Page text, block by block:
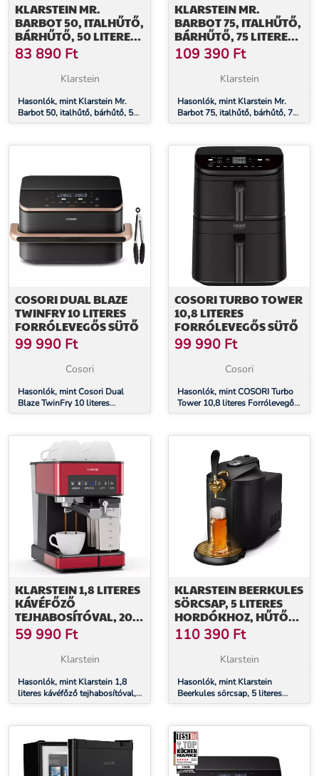
KLARSTEIN MR.
BARBOT 50, ITALHŰTŐ,
BÁRHŰTŐ, 50 LITERES,
0-16 °C, MOBIL
83 890 Ft
Klarstein
Hasonlók, mint Klarstein Mr.
Barbot 50, italhűtő, bárhűtő, 50
literes, 0-16 °C, mobil
KLARSTEIN MR.
BARBOT 75, ITALHŰTŐ,
BÁRHŰTŐ, 75 LITERES,
0-16 °C, MOBIL
109 390 Ft
Klarstein
Hasonlók, mint Klarstein Mr.
Barbot 75, italhűtő, bárhűtő, 75
literes, 0-16 °C, mobil
COSORI DUAL BLAZE
TWINFRY 10 LITERES
FORRÓLEVEGŐS SÜTŐ
99 990 Ft
Cosori
Hasonlók, mint Cosori Dual
Blaze TwinFry 10 literes
Forrólevegős Sütő
COSORI TURBO TOWER
10,8 LITERES
FORRÓLEVEGŐS SÜTŐ
99 990 Ft
Cosori
Hasonlók, mint COSORI Turbo
Tower 10,8 literes Forrólevegős
Sütő
KLARSTEIN 1,8 LITERES
KÁVÉFŐZŐ
TEJHABOSÍTÓVAL, 20
BAROS KAROS
KÁVÉFŐZŐ, KIS
KÁVÉFŐZŐ ŐRÖLT
TELJESÍTMÉNNYEL,
BARISTA KÁVÉFŐZŐ
LATTE ESPRESSO
KÁVÉHOZ
59 990 Ft
Klarstein
Hasonlók, mint Klarstein 1,8
literes kávéfőző tejhabosítóval,
20 baros karos kávéfőző, kis
teljesítménnyel, barista
kávéfőző jeges cappuccino latte
espresso kávéhoz
KLARSTEIN BEERKULES
SÖRCSAP, 5 LITERES
HORDÓKHOZ, HŰTŐ
KOMPRESSZOR, LED-
KIJELZŐ, 6
HŐMÉRSÉKLET
110 390 Ft
Klarstein
Hasonlók, mint Klarstein
Beerkules sörcsap, 5 literes
hordókhoz, hűtő kompresszor,